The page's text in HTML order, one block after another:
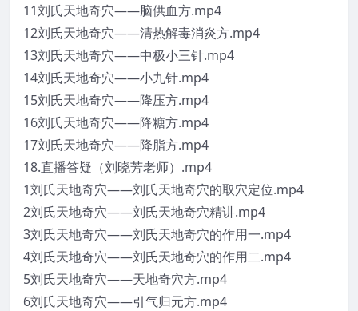
11刘氏天地奇穴——脑供血方.mp4
12刘氏天地奇穴——清热解毒消炎方.mp4
13刘氏天地奇穴——中极小三针.mp4
14刘氏天地奇穴——小九针.mp4
15刘氏天地奇穴——降压方.mp4
16刘氏天地奇穴——降糖方.mp4
17刘氏天地奇穴——降脂方.mp4
18.直播答疑（刘晓芳老师）.mp4
1刘氏天地奇穴——刘氏天地奇穴的取穴定位.mp4
2刘氏天地奇穴——刘氏天地奇穴精讲.mp4
3刘氏天地奇穴——刘氏天地奇穴的作用一.mp4
4刘氏天地奇穴——刘氏天地奇穴的作用二.mp4
5刘氏天地奇穴——天地奇穴方.mp4
6刘氏天地奇穴——引气归元方.mp4